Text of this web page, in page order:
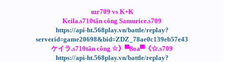
mr709 vs K+K
Keila.s710tấn công Samurice.s709
https://api-ht.568play.vn/battle/replay?
serverid=game20698&bid=ZDZ_78ae0c139eb57e43
ケイラ.s710tấn công ☆》▀ßoa▀《☆.s709
https://api-ht.568play.vn/battle/replay?